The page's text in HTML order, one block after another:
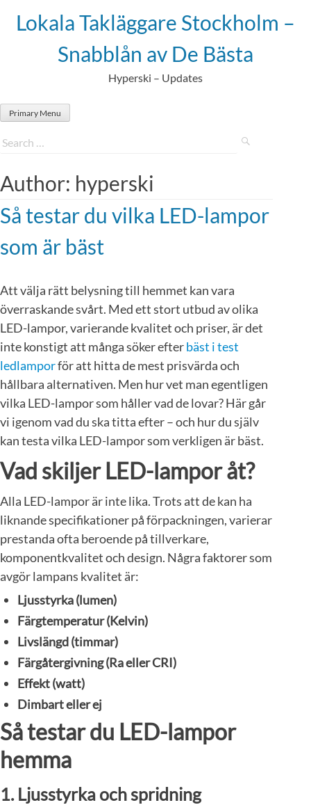
Lokala Takläggare Stockholm –
Snabblån av De Bästa
Hyperski – Updates
Primary Menu
Author: hyperski
Så testar du vilka LED-lampor
som är bäst
Att välja rätt belysning till hemmet kan vara
överraskande svårt. Med ett stort utbud av olika
LED-lampor, varierande kvalitet och priser, är det
inte konstigt att många söker efterbäst i test
ledlamporför att hitta de mest prisvärda och
hållbara alternativen. Men hur vet man egentligen
vilka LED-lampor som håller vad de lovar? Här går
vi igenom vad du ska titta efter – och hur du själv
kan testa vilka LED-lampor som verkligen är bäst.
Vad skiljer LED-lampor åt?
Alla LED-lampor är inte lika. Trots att de kan ha
liknande specifikationer på förpackningen, varierar
prestanda ofta beroende på tillverkare,
komponentkvalitet och design. Några faktorer som
avgör lampans kvalitet är:
Ljusstyrka (lumen)
Färgtemperatur (Kelvin)
Livslängd (timmar)
Färgåtergivning (Ra eller CRI)
Effekt (watt)
Dimbart eller ej
Så testar du LED-lampor
hemma
1. Ljusstyrka och spridning